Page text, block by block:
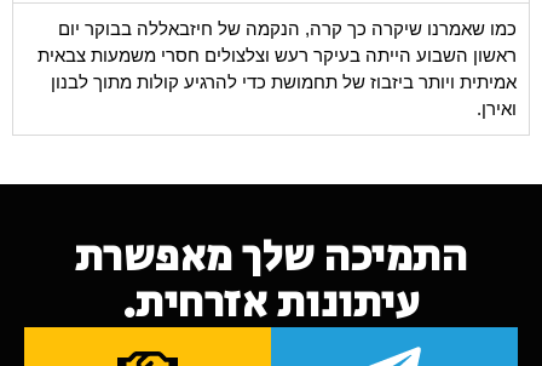
כמו שאמרנו שיקרה כך קרה, הנקמה של חיזבאללה בבוקר יום
ראשון השבוע הייתה בעיקר רעש וצלצולים חסרי משמעות צבאית
אמיתית ויותר ביזבוז של תחמושת כדי להרגיע קולות מתוך לבנון
ואירן.
התמיכה שלך מאפשרת
עיתונות אזרחית.